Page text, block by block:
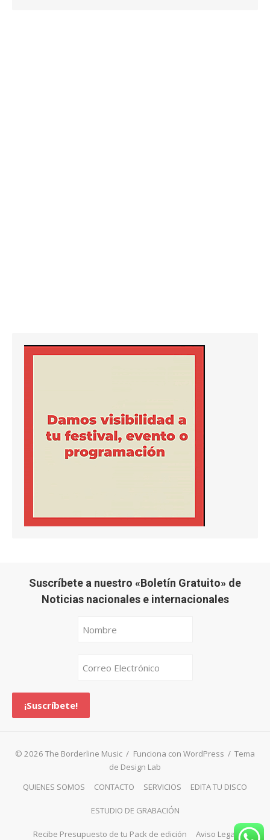
Suscríbete a nuestro «Boletín Gratuito» de
Noticias nacionales e internacionales
© 2026 The Borderline Music / Funciona con WordPress / Tema
de Design Lab
QUIENES SOMOS
CONTACTO SERVICIOS EDITA TU DISCO
ESTUDIO DE GRABACIÓN
Recibe Presupuesto de tu Pack de edición Aviso Legal